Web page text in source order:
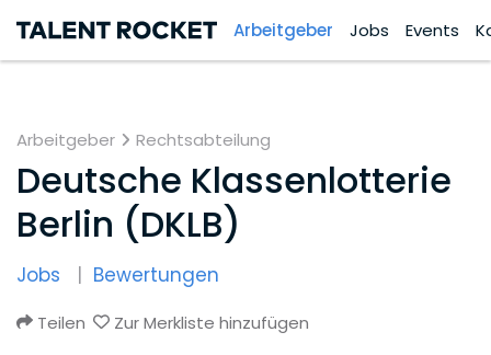
Arbeitgeber Jobs Events
Arbeitgeber Rechtsabteilung
Deutsche Klassenlotterie
Berlin (DKLB)
Jobs Bewertungen
Teilen Zur Merkliste hinzufügen